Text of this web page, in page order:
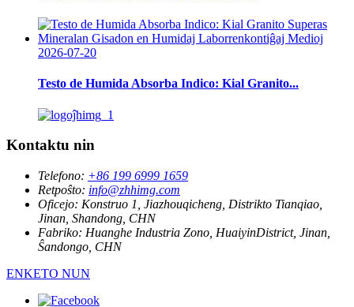
2026-07-20
Testo de Humida Absorba Indico: Kial Granito...
Kontaktu nin
Telefono: +86 199 6999 1659
Retpoŝto: info@zhhimg.com
Oficejo: Konstruo 1, Jiazhouqicheng, Distrikto Tianqiao,
Jinan, Shandong, CHN
Fabriko: Huanghe Industria Zono, HuaiyinDistrict, Jinan,
Ŝandongo, CHN
ENKETO NUN